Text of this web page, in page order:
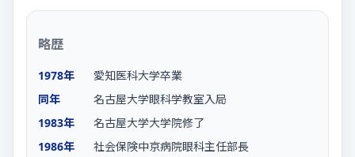
略歴
1978年
愛知医科大学卒業
同年
名古屋大学眼科学教室入局
1983年
名古屋大学大学院修了
1986年
社会保険中京病院眼科主任部長